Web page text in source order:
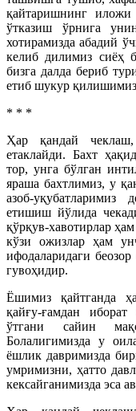
қайтаришнинг
ўтказиш ўрнига
хотирамизда абадий
келиб дилимиз сиёҳ
бизга далда бериб
етиб шукур
* * *
Ҳар қандай
етаклайди. Бахт
тор, унга бўлган
яраша бахтлимиз, у
азоб-
етишиш йўлида
қўрқув-хавотирлар
кўзи ожизлар ҳам
ифодаларидаги
гувоҳидир.
Ёшимиз қайтганда
қайғу-ғамдан
ўтгани сайин
Болалигимизда у
ёшлик давримизда
умримизни, ҳатто
кексайганимизда эса